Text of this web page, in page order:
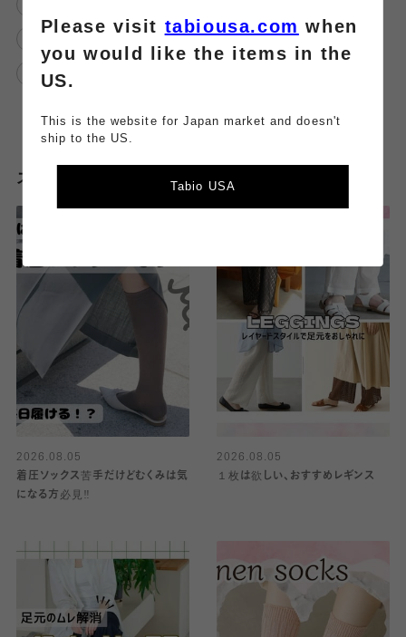
夏 カラフル
夏靴下
スタッフのその他のブログはこちら
2026.08.05
着圧ソックス苦手だけどむくみは気
になる方必見‼️
2026.08.05
１枚は欲しい、おすすめレギンス
Please visit tabiousa.com when
you would like the items in the
US.
This is the website for Japan market and doesn't
ship to the US.
Tabio USA